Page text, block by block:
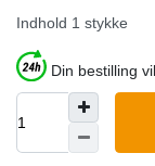
Indhold 1 stykke
Din bestilling